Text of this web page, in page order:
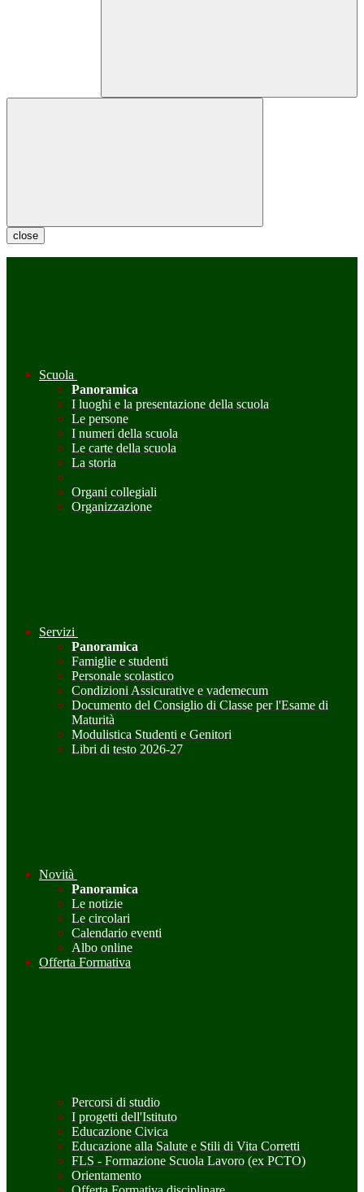
close
Scuola
Panoramica
I luoghi e la presentazione della scuola
Le persone
I numeri della scuola
Le carte della scuola
La storia
Organi collegiali
Organizzazione
Servizi
Panoramica
Famiglie e studenti
Personale scolastico
Condizioni Assicurative e vademecum
Documento del Consiglio di Classe per l'Esame di
Maturità
Modulistica Studenti e Genitori
Libri di testo 2026-27
Novità
Panoramica
Le notizie
Le circolari
Calendario eventi
Albo online
Offerta Formativa
Percorsi di studio
I progetti dell'Istituto
Educazione Civica
Educazione alla Salute e Stili di Vita Corretti
FLS - Formazione Scuola Lavoro (ex PCTO)
Orientamento